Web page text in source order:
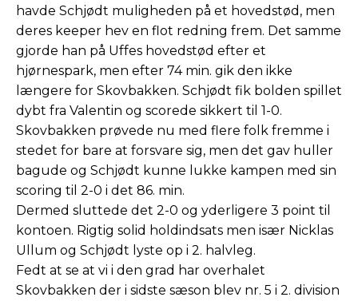
havde Schjødt muligheden på et hovedstød, men
deres keeper hev en flot redning frem. Det samme
gjorde han på Uffes hovedstød efter et
hjørnespark, men efter 74 min. gik den ikke
længere for Skovbakken. Schjødt fik bolden spillet
dybt fra Valentin og scorede sikkert til 1-0.
Skovbakken prøvede nu med flere folk fremme i
stedet for bare at forsvare sig, men det gav huller
bagude og Schjødt kunne lukke kampen med sin
scoring til 2-0 i det 86. min.
Dermed sluttede det 2-0 og yderligere 3 point til
kontoen. Rigtig solid holdindsats men især Nicklas
Ullum og Schjødt lyste op i 2. halvleg.
Fedt at se at vi i den grad har overhalet
Skovbakken der i sidste sæson blev nr. 5 i 2. division